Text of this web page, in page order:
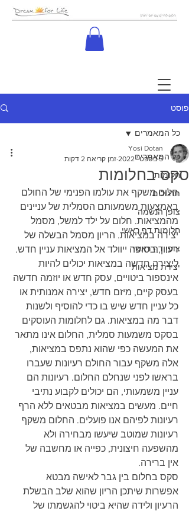
פוסט
כל המאמרים
חלומות
תרגולים
צופן הנשמה
חלומות דף ראשי
צופן דף ראשי
יצירת מציאות
כל המאמרים
סקס בחלומות
Yosi Dotan
5 בספט׳ 2022
זמן קריאה 2 דקות
חלום משקף את עולמו הפנימי של החולם
באמצעות משמעותם הסמלית של עניינים
מהמציאות. חלום על ילד למשל, מסמל
יצירה במציאות. הריון מסמל הבשלה של
רעיון, בסופה ייוולד אל המציאות עניין חדש.
ליצירה חדשה במציאות יכולים להיות
אינספור ביטויים, עסק חדש או יוזמה חדשה
בעסק קיים, מיזם חדש, יצירה אמנותית או
כל עניין חדש שיש בו כדי להוסיף ולשנות
דבר מה במציאות. גם לחלומות העוסקים
בסקס משמעות סמלית, החלום אינו מתאר
את המעשה כפי שהוא נתפס במציאות,
אלה משקף עבור החולם רעיונות שעברו
בראשו לפני שנחלם החלום. רעיונות הם
עניין משמעותי, הם יכולים לקבוע נתיבי
חיים. מעשים במציאות מבטאים ללא הרף
רעיונות לפיהם אנו פועלים. החלום משקף
רעיונות שמוטב שיעשו מבחירה ולא
מהשפעה חיצונית, כפייה או מחשבה של
אין ברירה.
סקס בחלום בין גבר לאישה מבטא
אפשרות שיתכן הריון שהוא שלב הבשלת
הרעיון ולידה שהיא ביטוי להגשמתו של